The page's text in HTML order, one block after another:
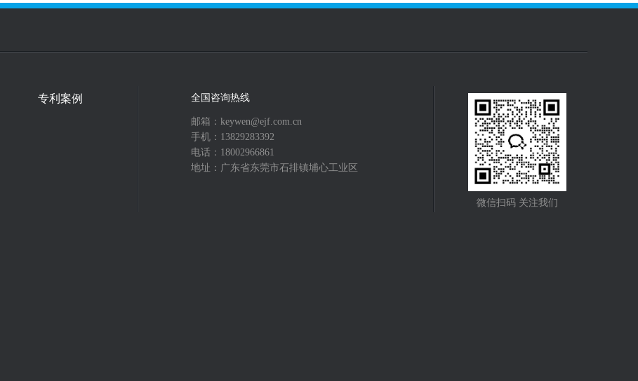
专利案例 全国咨询热线
邮箱：keywen@ejf.com.cn
手机：13829283392
电话：18002966861
地址：广东省东莞市石排镇埔心工业区
微信扫码 关注我们